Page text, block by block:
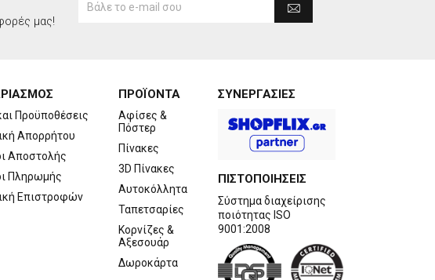
μας!
Προϋποθέσεις
Απορρήτου
Αποστολής
Πληρωμής
Επιστροφών
ΠΡΟΪΟΝΤΑ
Αφίσες &
Πόστερ
Πίνακες
3D Πίνακες
Αυτοκόλλητα
Ταπετσαρίες
Κορνίζες &
Αξεσουάρ
Δωροκάρτα
ΣΥΝΕΡΓΑΣΙΕΣ
ΠΙΣΤΟΠΟΙΗΣΕΙΣ
Σύστημα διαχείρισης
ποιότητας ISO
9001:2008